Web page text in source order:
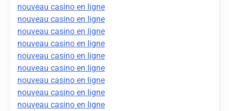
nouveau casino en ligne
nouveau casino en ligne
nouveau casino en ligne
nouveau casino en ligne
nouveau casino en ligne
nouveau casino en ligne
nouveau casino en ligne
nouveau casino en ligne
nouveau casino en ligne